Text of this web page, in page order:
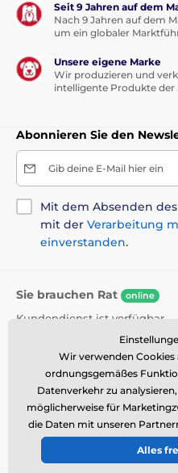
Seit 9 Jahren auf dem
Nach 9 Jahren auf dem
um ein globaler
Unsere eigene Marke
Wir produzieren und
intelligente Produkte der
Abonnieren Sie den
Gib deine E-Mail hier ein
Mit dem Absenden
mit der Verarbeitung
einverstanden.
Sie brauchen Rat online
Kundendienst ist verfügbar
+49 176 34 433 212
Wo Sie uns finden
Deutsch
Wir sind auch dabei:
Wir verwenden Cookies
ordnungsgemäßes
Datenverkehr zu
möglicherweise für
die Daten mit unseren
Alles